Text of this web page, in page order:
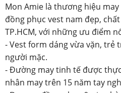
Mon Amie là thương hiệu
đồng phục vest nam đẹp,
TP.HCM, với những ưu điểm
- Vest form dáng vừa vặn, trẻ
người mặc.
- Đường may tinh tế được
nhân may trên 15 năm tay